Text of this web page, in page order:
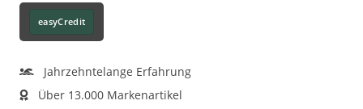
easyCredit
Jahrzehntelange Erfahrung
Über 13.000 Markenartikel